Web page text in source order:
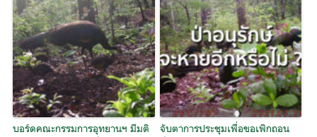
บอร์ดคณะกรรมการอุทยานฯ มีมติ
จับตาการประชุมเพื่อขอเพิกถอน